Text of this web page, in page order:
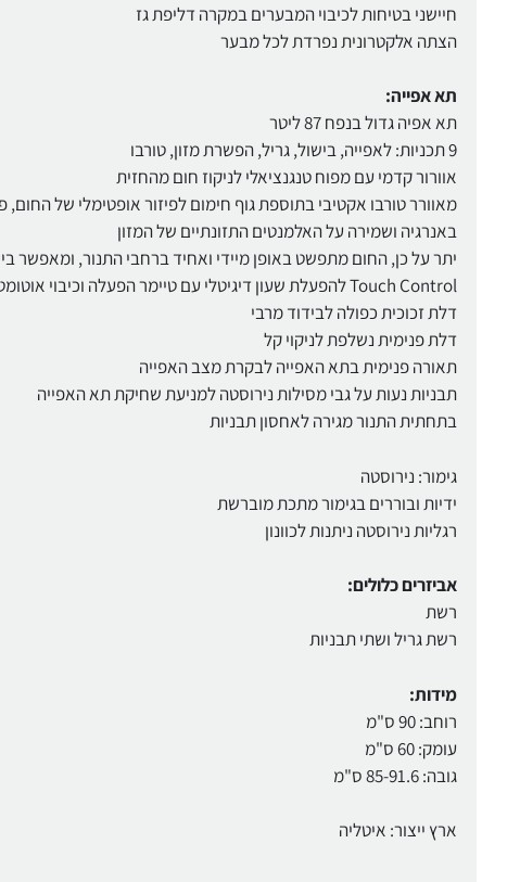
חיישני בטיחות לכיבוי המבערים במקרה דליפת גז
הצתה אלקטרונית נפרדת לכל מבער
תא אפייה:
תא אפיה גדול בנפח 87 ליטר
9 תכניות: לאפייה, בישול, גריל, הפשרת מזון, טורבו
אוורור קדמי עם מפוח טנגנציאלי לניקוז חום מהחזית
מאוורר טורבו אקטיבי בתוספת גוף חימום לפיזור אופטימלי של
באנרגיה ושמירה על האלמנטים התזונתיים של המזון
יתר על כן, החום מתפשט באופן מיידי ואחיד ברחבי התנור, ומאפשר
Touch Control להפעלת שעון דיגיטלי עם טיימר הפעלה וכיבוי אוטומטי
דלת זכוכית כפולה לבידוד מרבי
דלת פנימית נשלפת לניקוי קל
תאורה פנימית בתא האפייה לבקרת מצב האפייה
תבניות נעות על גבי מסילות נירוסטה למניעת שחיקת תא האפייה
בתחתית התנור מגירה לאחסון תבניות
גימור: נירוסטה
ידיות ובוררים בגימור מתכת מוברשת
רגליות נירוסטה ניתנות לכוונון
אביזרים כלולים:
רשת
רשת גריל ושתי תבניות
מידות:
רוחב: 90 ס"מ
עומק: 60 ס"מ
גובה: 85-91.6 ס"מ
ארץ ייצור: איטליה